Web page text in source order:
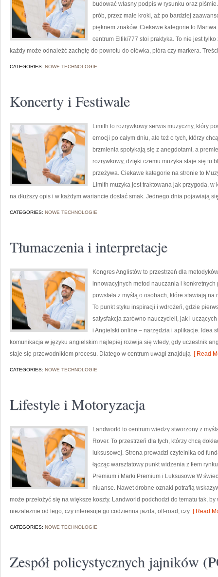
budować własny podpis w rysunku oraz
prób, przez małe kroki, aż po bardziej
pięknem znaków. Ciekawe kategorie to
centrum Elfiki777 stoi praktyka. To nie jest
każdy może odnaleźć zachętę do powrotu do ołówka, pióra czy markera.
CATEGORIES: NOWE TECHNOLOGIE
Koncerty i Festiwale
Limith to rozrywkowy serwis muzyczny, który
emocji po całym dniu, ale też o tych, którzy
brzmienia spotykają się z anegdotami, a
rozrywkowy, dzięki czemu muzyka staje się tu
przeżywa. Ciekawe kategorie na stronie to
Limith muzyka jest traktowana jak przygoda,
na dłuższy opis i w każdym wariancie dostać smak. Jednego dnia pojawiają
CATEGORIES: NOWE TECHNOLOGIE
Tłumaczenia i interpretacje
Kongres Anglistów to przestrzeń dla
innowacyjnych metod nauczania i konkretnych
powstała z myślą o osobach, które stawiają
To punkt styku inspiracji i wdrożeń, gdzie
satysfakcja zarówno nauczycieli, jak i
i Angielski online – narzędzia i aplikacje. Idea
komunikacja w języku angielskim najlepiej rozwija się wtedy, gdy uczestnik
staje się przewodnikiem procesu. Dlatego w centrum uwagi znajdują [ Read
CATEGORIES: NOWE TECHNOLOGIE
Lifestyle i Motoryzacja
Landworld to centrum wiedzy stworzony z
Rover. To przestrzeń dla tych, którzy chcą
luksusowej. Strona prowadzi czytelnika od
łącząc warsztatowy punkt widzenia z tłem
Premium i Marki Premium i Luksusowe W
niuanse. Nawet drobne oznaki potrafią
może przełożyć się na większe koszty. Landworld podchodzi do tematu tak,
niezależnie od tego, czy interesuje go codzienna jazda, off-road, czy [ Read
CATEGORIES: NOWE TECHNOLOGIE
Zespół policystycznych jajników